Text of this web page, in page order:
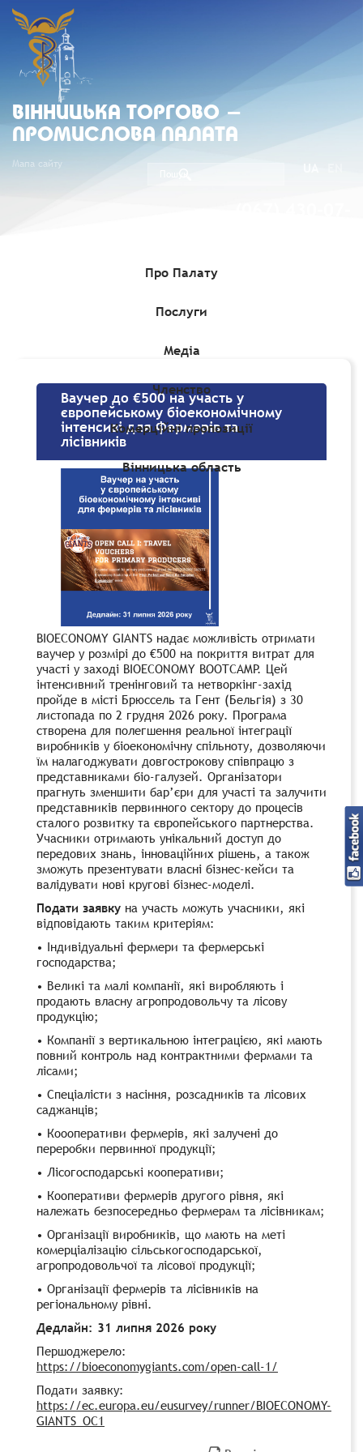
ВIННИЦЬКА ТОРГОВО -
ПРОМИСЛОВА ПАЛАТА
Мапа сайту
Про Палату
Послуги
Медіа
Членство
Комерційні пропозиції
Вінницька область
Гранти, Проєкти, Програми для бізнесу
Ваучер до €500 на участь у
європейському біоекономічному
інтенсиві для фермерів та
лісівників
BIOECONOMY GIANTS надає можливість отримати
ваучер у розмірі до €500 на покриття витрат для
участі у заході BIOECONOMY BOOTCAMP. Цей
інтенсивний тренінговий та нетворкінг-захід
пройде в місті Брюссель та Гент (Бельгія) з 30
листопада по 2 грудня 2026 року. Програма
створена для полегшення реальної інтеграції
виробників у біоекономічну спільноту, дозволяючи
їм налагоджувати довгострокову співпрацю з
представниками біо-галузей. Організатори
прагнуть зменшити бар’єри для участі та залучити
представників первинного сектору до процесів
сталого розвитку та європейського партнерства.
Учасники отримають унікальний доступ до
передових знань, інноваційних рішень, а також
зможуть презентувати власні бізнес-кейси та
валідувати нові кругові бізнес-моделі.
Подати заявку на участь можуть учасники, які
відповідають таким критеріям:
• Індивідуальні фермери та фермерські
господарства;
• Великі та малі компанії, які виробляють і
продають власну агропродовольчу та лісову
продукцію;
• Компанії з вертикальною інтеграцією, які мають
повний контроль над контрактними фермами та
лісами;
• Спеціалісти з насіння, розсадників та лісових
саджанців;
• Коооперативи фермерів, які залучені до
переробки первинної продукції;
• Лісогосподарські кооперативи;
• Кооперативи фермерів другого рівня, які
належать безпосередньо фермерам та лісівникам;
• Організації виробників, що мають на меті
комерціалізацію сільськогосподарської,
агропродовольчої та лісової продукції;
• Організації фермерів та лісівників на
регіональному рівні.
Дедлайн: 31 липня 2026 року
Першоджерело:
https://bioeconomygiants.com/open-call-1/
Подати заявку:
https://ec.europa.eu/eusurvey/runner/BIOECONOMY-
GIANTS_OC1